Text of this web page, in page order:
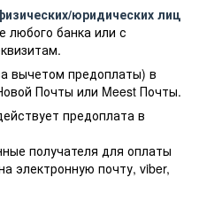
юридических лиц
любого банка или с
вычетом предоплаты) в
Почты или Meest Почты.
предоплата в
получателя для оплаты
электронную почту, viber,